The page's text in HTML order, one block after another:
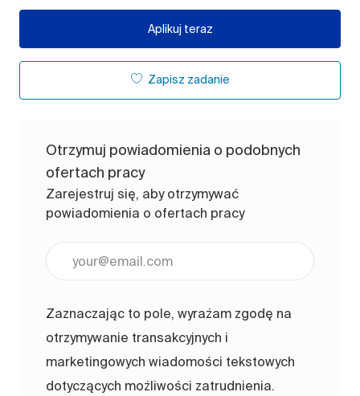
Aplikuj teraz
Zapisz zadanie
Otrzymuj powiadomienia o podobnych
ofertach pracy
Zarejestruj się, aby otrzymywać
powiadomienia o ofertach pracy
Zaznaczając to pole, wyrażam zgodę na
otrzymywanie transakcyjnych i
marketingowych wiadomości tekstowych
dotyczących możliwości zatrudnienia.